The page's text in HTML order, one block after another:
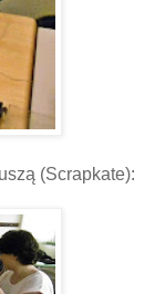
(Scrapkate):